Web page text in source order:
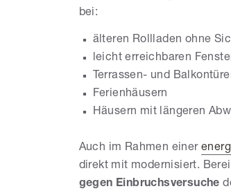
bei:
älteren Rollladen ohne
leicht erreichbaren
Terrassen- und
Ferienhäusern
Häusern mit längeren
Auch im Rahmen einer
direkt mit modernisiert.
gegen Einbruchsversuche